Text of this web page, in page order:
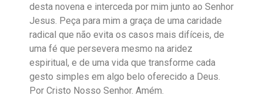
desta novena e interceda por mim junto ao Senhor
Jesus. Peça para mim a graça de uma caridade
radical que não evita os casos mais difíceis, de
uma fé que persevera mesmo na aridez
espiritual, e de uma vida que transforme cada
gesto simples em algo belo oferecido a Deus.
Por Cristo Nosso Senhor. Amém.